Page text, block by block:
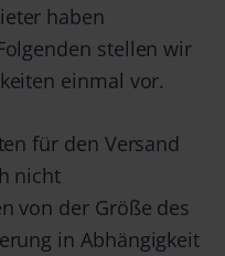
haben
stellen wir
einmal vor.
für den Versand
nicht
von der Größe des
in Abhängigkeit